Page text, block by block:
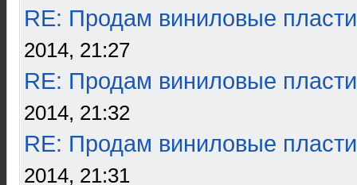
RE: Продам виниловые
2014, 21:27
RE: Продам виниловые
2014, 21:32
RE: Продам виниловые
2014, 21:31